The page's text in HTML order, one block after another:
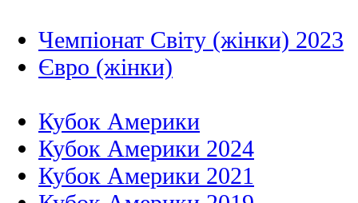
Чемпіонат Світу (жінки) 2023
Євро (жінки)
Кубок Америки
Кубок Америки 2024
Кубок Америки 2021